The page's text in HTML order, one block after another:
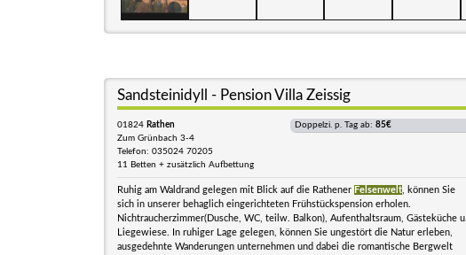
Sandsteinidyll - Pension Villa Zeissig
01824 Rathen
Zum Grünbach 3-4
Telefon: 035024 70205
11 Betten + zusätzlich Aufbettung
Doppelzi. p. Tag ab: 85€
Ruhig am Waldrand gelegen mit Blick auf die Rathener Felsenwelt , können Sie
sich in unserer behaglich eingerichteten Frühstückspension erholen.
Nichtraucherzimmer(Dusche, WC, teilw. Balkon), Aufenthaltsraum, Gästeküche u.
Liegewiese. In ruhiger Lage gelegen, können Sie ungestört die Natur erleben,
ausgedehnte Wanderungen unternehmen und dabei die romantische Bergwelt